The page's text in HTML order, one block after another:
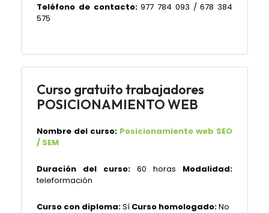
Teléfono de contacto:977 784 093 / 678 384
575
Curso gratuito trabajadores
POSICIONAMIENTO WEB
Nombre del curso: Posicionamiento web SEO
/ SEM
Duración del curso: 60 horas Modalidad:
teleformación
Curso con diploma:Sí Curso homologado:No